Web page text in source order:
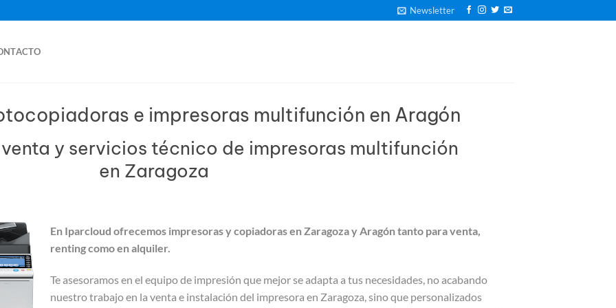
Newsletter
e impresoras multifunción en Aragón
y servicios técnico de impresoras multifunción
en Zaragoza
En Iparcloud ofrecemos impresoras y copiadoras en Zaragoza y Aragón tanto para venta,
renting como en alquiler.
Te asesoramos en el equipo de impresión que mejor se adapta a tus necesidades, no acabando
nuestro trabajo en la venta e instalación del impresora en Zaragoza, sino que personalizados